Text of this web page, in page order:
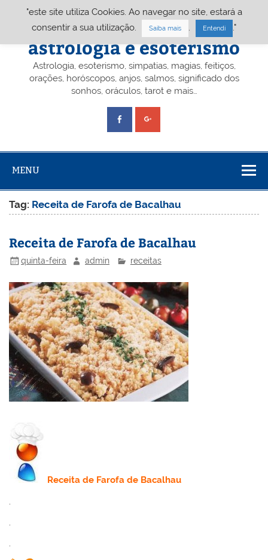
Portal A&E – Portal
astrologia e esoterismo
Astrologia, esoterismo, simpatias, magias, feitiços,
orações, horóscopos, anjos, salmos, significado dos
sonhos, oráculos, tarot e mais…
MENU
Tag: Receita de Farofa de Bacalhau
Receita de Farofa de Bacalhau
quinta-feira admin receitas
Receitade Farofa de Bacalhau
.
.
"este site utiliza Cookies. Ao navegar no site, estará a
consentir a sua utilização.
Saiba mais Entendi ."